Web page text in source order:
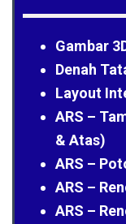
Gambar
Denah
Layout
ARS –
& Atas)
ARS –
ARS –
ARS –